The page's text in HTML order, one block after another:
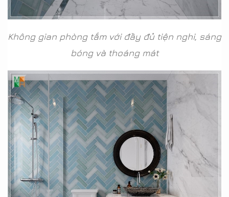
Không gian phòng tắm với đầy đủ tiện nghi, sáng
bóng và thoáng mát